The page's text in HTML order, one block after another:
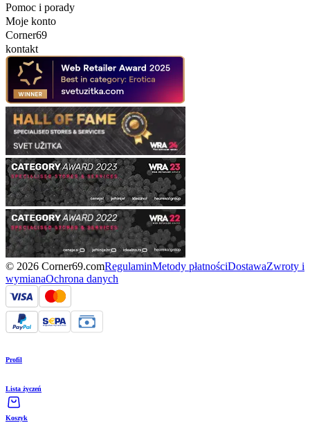
Pomoc i porady
Moje konto
Corner69
kontakt
© 2026 Corner69.comRegulaminMetody płatnościDostawaZwroty i
wymianaOchrona danych
Profil
Lista życzeń
Koszyk